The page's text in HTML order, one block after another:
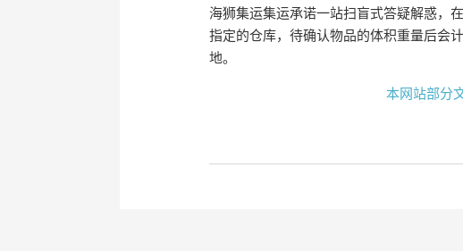
海狮集运集运承诺一站扫盲式答疑解惑，
指定的仓库，待确认物品的体积重量后会
地。
本网站部分